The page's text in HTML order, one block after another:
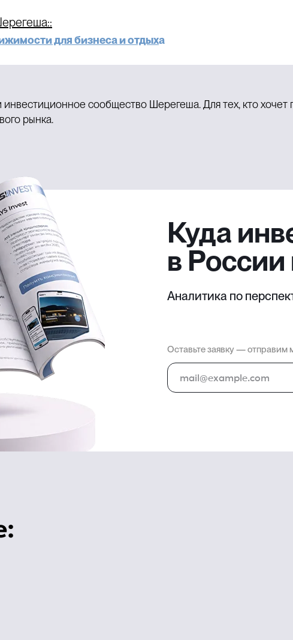
для бизнеса и отдыха
сообщество Шерегеша. Для тех, кто хочет
рынка.
Куда
в России
Аналитика по
Оставьте заявку — отправим